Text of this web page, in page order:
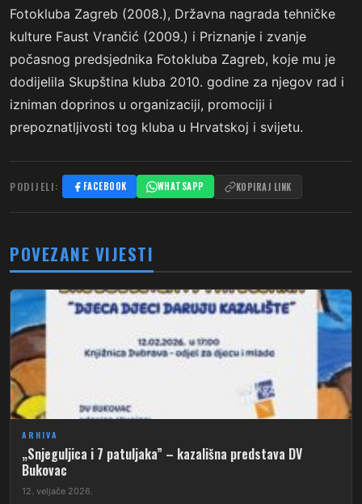
Fotokluba Zagreb (2008.), Državna nagrada tehničke
kulture Faust Vrančić (2009.) i Priznanje i zvanje
počasnog predsjednika Fotokluba Zagreb, koje mu je
dodijelila Skupština kluba 2010. godine za njegov rad i
izniman doprinos u organizaciji, promociji i
prepoznatljivosti tog kluba u Hrvatskoj i svijetu.
PODIJELI: FACEBOOK WHATSAPP KOPIRAJ LINK
POVEZANE VIJESTI
ARHIVA
„Snjeguljica i 7 patuljaka” – kazališna predstava DV
Bukovac
12. veljače 2026.